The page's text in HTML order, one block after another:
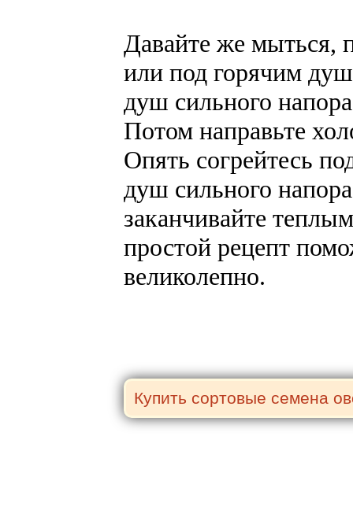
Давайте же мыться,
или под горячим
душ сильного
Потом направьте
Опять согрейтесь
душ сильного
заканчивайте
простой рецепт
великолепно.